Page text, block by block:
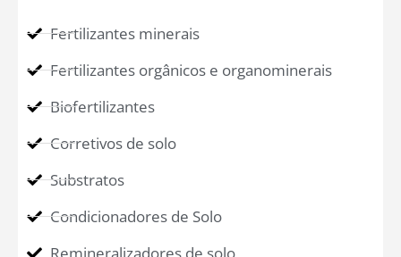
Fertilizantes minerais
Fertilizantes orgânicos e organominerais
Biofertilizantes
Corretivos de solo
Substratos
Condicionadores de Solo